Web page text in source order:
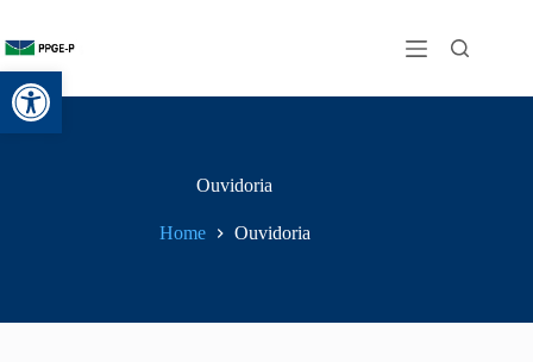
Abrir a barra de ferramentas
Ouvidoria
Home Ouvidoria